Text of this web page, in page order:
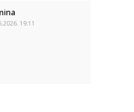
19:11